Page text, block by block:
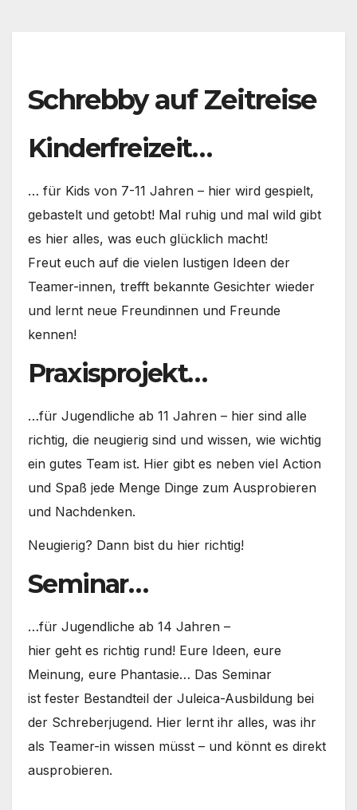
Schrebby auf Zeitreise
Kinderfreizeit…
… für Kids von 7-11 Jahren – hier wird gespielt,
gebastelt und getobt! Mal ruhig und mal wild gibt
es hier alles, was euch glücklich macht!
Freut euch auf die vielen lustigen Ideen der
Teamer-innen, trefft bekannte Gesichter wieder
und lernt neue Freundinnen und Freunde
kennen!
Praxisprojekt…
…für Jugendliche ab 11 Jahren – hier sind alle
richtig, die neugierig sind und wissen, wie wichtig
ein gutes Team ist. Hier gibt es neben viel Action
und Spaß jede Menge Dinge zum Ausprobieren
und Nachdenken.
Neugierig? Dann bist du hier richtig!
Seminar…
…für Jugendliche ab 14 Jahren –
hier geht es richtig rund! Eure Ideen, eure
Meinung, eure Phantasie… Das Seminar
ist fester Bestandteil der Juleica-Ausbildung bei
der Schreberjugend. Hier lernt ihr alles, was ihr
als Teamer-in wissen müsst – und könnt es direkt
ausprobieren.